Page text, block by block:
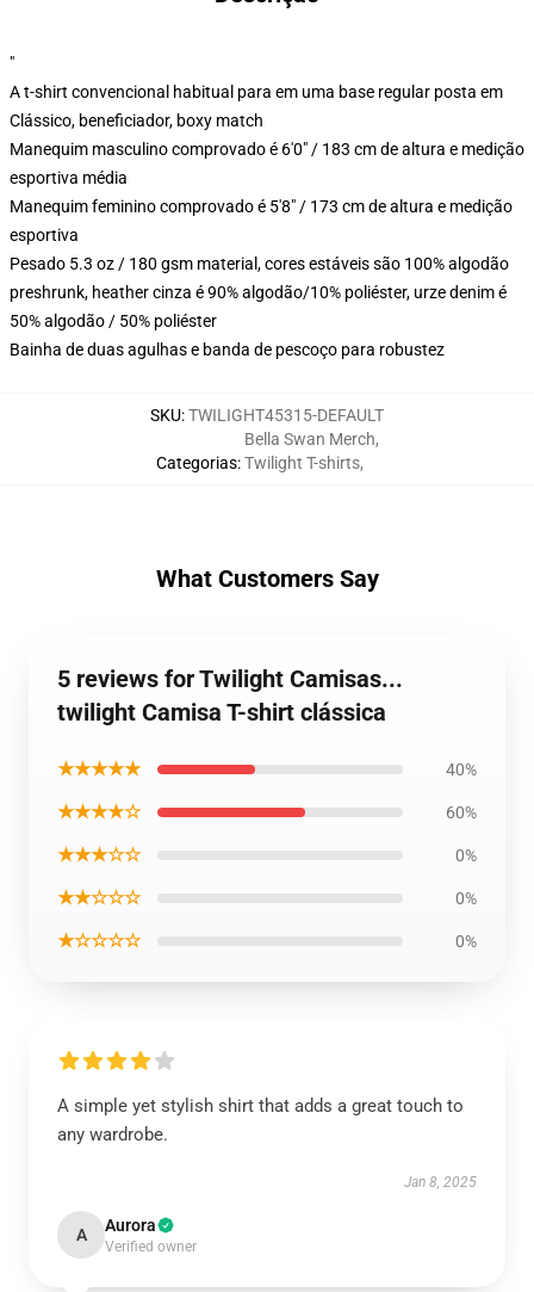
"
A t-shirt convencional habitual para em uma base regular posta em
Clássico, beneficiador, boxy match
Manequim masculino comprovado é 6'0" / 183 cm de altura e medição
esportiva média
Manequim feminino comprovado é 5'8" / 173 cm de altura e medição
esportiva
Pesado 5.3 oz / 180 gsm material, cores estáveis são 100% algodão
preshrunk, heather cinza é 90% algodão/10% poliéster, urze denim é
50% algodão / 50% poliéster
Bainha de duas agulhas e banda de pescoço para robustez
SKU:TWILIGHT45315-DEFAULT
Categorias:
Bella Swan Merch,
Twilight T-shirts,
What Customers Say
5 reviews for Twilight Camisas...
twilight Camisa T-shirt clássica
★★★★★ 40%
★★★★☆ 60%
★★★☆☆ 0%
★★☆☆☆ 0%
★☆☆☆☆ 0%
A simple yet stylish shirt that adds a great touch to
any wardrobe.
Jan 8, 2025
A Aurora
Verified owner